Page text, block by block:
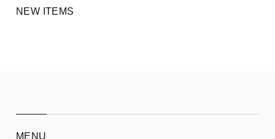
NEW ITEMS
MENU